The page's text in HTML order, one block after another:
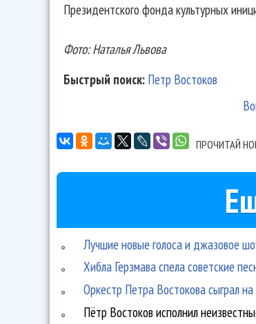
Президентского фонда культурных
Фото: Наталья Львова
Быстрый поиск: Петр Востоков
ПРОЧИТАЙ
Лучшие новые голоса и джазовое
Хибла Герзмава спела советские
Оркестр Петра Востокова сыграл
Пётр Востоков исполнил